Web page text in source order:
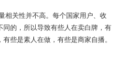
相关性并不高。每个国家用户、收
同的，所以导致有些人在卖白牌，有
些是素人在做，有些是商家自播。